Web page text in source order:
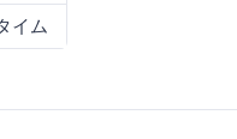
イム